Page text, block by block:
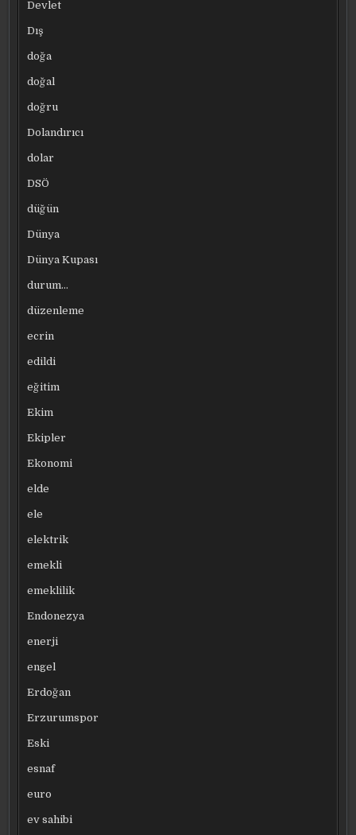
Devlet
Dış
doğa
doğal
doğru
Dolandırıcı
dolar
DSÖ
düğün
Dünya
Dünya Kupası
durum…
düzenleme
ecrin
edildi
eğitim
Ekim
Ekipler
Ekonomi
elde
ele
elektrik
emekli
emeklilik
Endonezya
enerji
engel
Erdoğan
Erzurumspor
Eski
esnaf
euro
ev sahibi